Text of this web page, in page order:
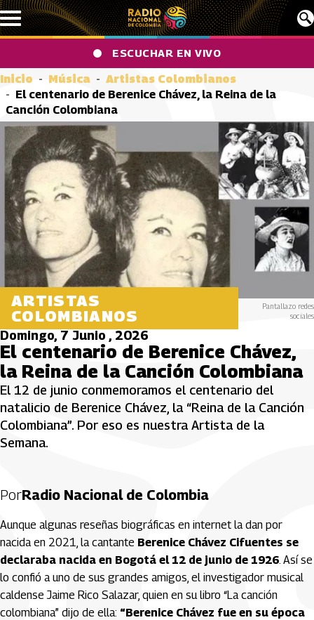
Pasar al contenido principal
ESCUCHAR EN VIVO
Inicio Música
Artistas Colombianos
El centenario de Berenice Chávez, la Reina de la
Canción Colombiana
ARTISTAS
COLOMBIANOS
Pantallazo redes
sociales
Domingo, 7 Junio , 2026
El centenario de Berenice Chávez,
la Reina de la Canción Colombiana
El 12 de junio conmemoramos el centenario del
natalicio de Berenice Chávez, la “Reina de la Canción
Colombiana”. Por eso es nuestra Artista de la
Semana.
PorRadio Nacional de Colombia
Aunque algunas reseñas biográficas en internet la dan por
nacida en 2021, la cantante Berenice Chávez Cifuentes se
declaraba nacida en Bogotá el 12 de junio de 1926. Así se
lo confió a uno de sus grandes amigos, el investigador musical
caldense Jaime Rico Salazar, quien en su libro “La canción
colombiana” dijo de ella: “Berenice Chávez fue en su época